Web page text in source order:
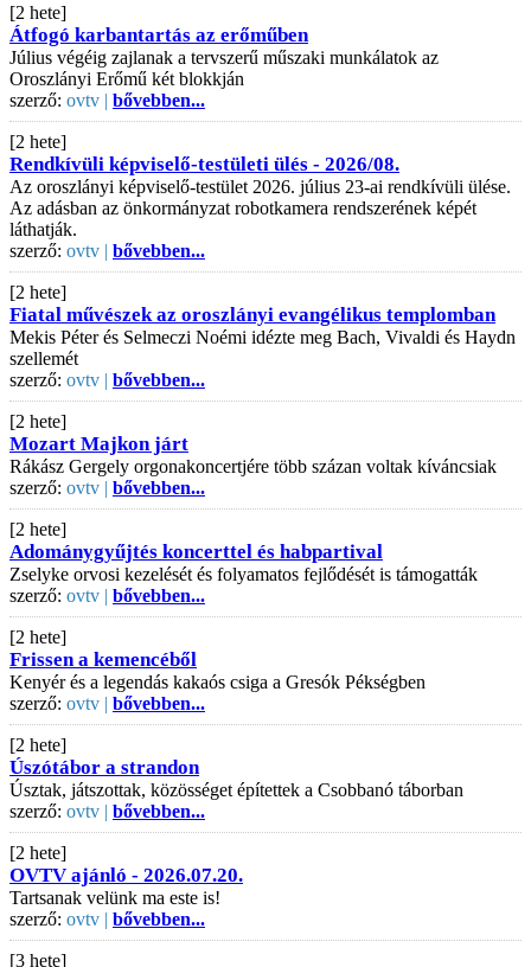
[2 hete]
Átfogó karbantartás az erőműben
Július végéig zajlanak a tervszerű műszaki munkálatok az
Oroszlányi Erőmű két blokkján
szerző: ovtv | bővebben...
[2 hete]
Rendkívüli képviselő-testületi ülés - 2026/08.
Az oroszlányi képviselő-testület 2026. július 23-ai rendkívüli ülése.
Az adásban az önkormányzat robotkamera rendszerének képét
láthatják.
szerző: ovtv | bővebben...
[2 hete]
Fiatal művészek az oroszlányi evangélikus templomban
Mekis Péter és Selmeczi Noémi idézte meg Bach, Vivaldi és Haydn
szellemét
szerző: ovtv | bővebben...
[2 hete]
Mozart Majkon járt
Rákász Gergely orgonakoncertjére több százan voltak kíváncsiak
szerző: ovtv | bővebben...
[2 hete]
Adománygyűjtés koncerttel és habpartival
Zselyke orvosi kezelését és folyamatos fejlődését is támogatták
szerző: ovtv | bővebben...
[2 hete]
Frissen a kemencéből
Kenyér és a legendás kakaós csiga a Gresók Pékségben
szerző: ovtv | bővebben...
[2 hete]
Úszótábor a strandon
Úsztak, játszottak, közösséget építettek a Csobbanó táborban
szerző: ovtv | bővebben...
[2 hete]
OVTV ajánló - 2026.07.20.
Tartsanak velünk ma este is!
szerző: ovtv | bővebben...
[3 hete]